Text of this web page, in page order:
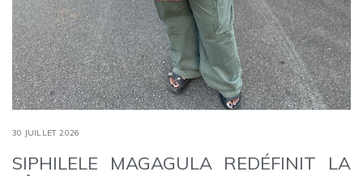
30 JUILLET 2026
SIPHILELE MAGAGULA REDÉFINIT LA